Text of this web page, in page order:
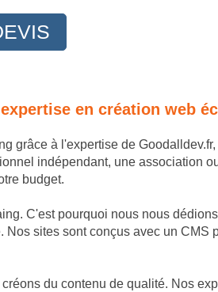
en création web
grâce à l'expertise de
indépendant, une association
budget.
C'est pourquoi nous nous
sites sont conçus avec un CMS
du contenu de qualité. Nos